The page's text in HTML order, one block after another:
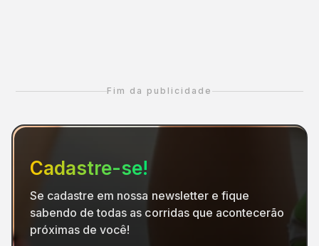
Fim da publicidade
Cadastre-se!
Se cadastre em nossa newsletter e fique
sabendo de todas as corridas que acontecerão
próximas de você!